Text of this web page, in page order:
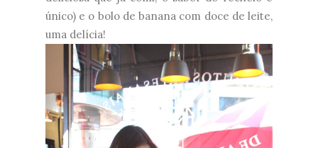
único) e o bolo de banana com doce de leite,
uma delícia!